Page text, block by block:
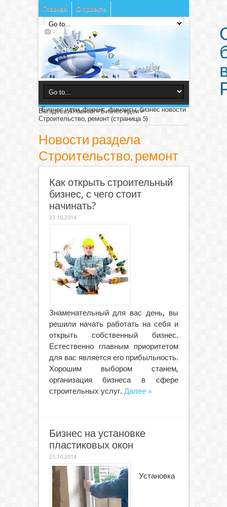
Главная О проекте
Бизнес идеи, форекс, финансы, бизнес новости
Вы здесь:Главная»Бизнес идеи»
Строительство, ремонт(страница 5)
Новости раздела
Строительство, ремонт
Как открыть строительный
бизнес, с чего стоит
начинать?
23.10.2014
Знаменательный для вас день, вы
решили начать работать на себя и
открыть собственный бизнес.
Естественно главным приоритетом
для вас является его прибыльность.
Хорошим выбором станем,
организация бизнеса в сфере
строительных услуг. Далее »
Бизнес на установке
пластиковых окон
23.10.2014
Установка